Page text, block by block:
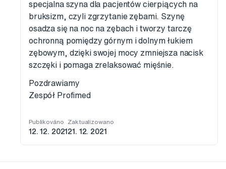
specjalna szyna dla pacjentów cierpiących na
bruksizm, czyli zgrzytanie zębami. Szynę
osadza się na noc na zębach i tworzy tarczę
ochronną pomiędzy górnym i dolnym łukiem
zębowym, dzięki swojej mocy zmniejsza nacisk
szczęki i pomaga zrelaksować mięśnie.
Pozdrawiamy
Zespół Profimed
Publikováno
12. 12. 2021
Zaktualizowano
21. 12. 2021